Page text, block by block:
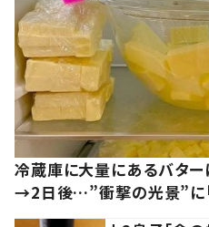
冷蔵庫に大量にあるバター
→2日後…”衝撃の光景”に「